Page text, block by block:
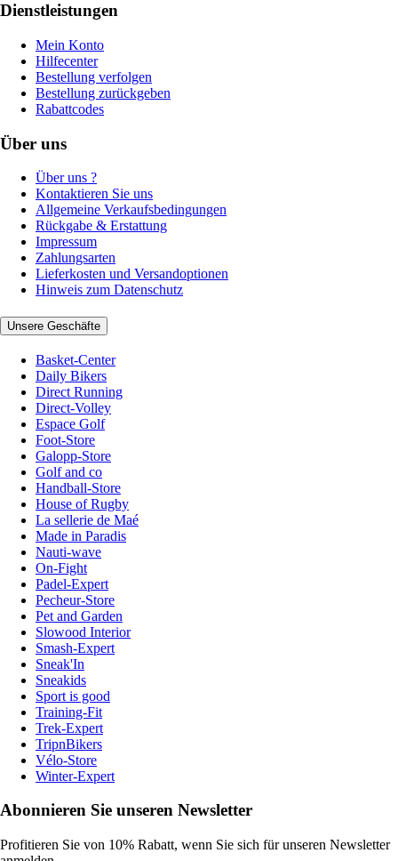
Dienstleistungen
Mein Konto
Hilfecenter
Bestellung verfolgen
Bestellung zurückgeben
Rabattcodes
Über uns
Über uns ?
Kontaktieren Sie uns
Allgemeine Verkaufsbedingungen
Rückgabe & Erstattung
Impressum
Zahlungsarten
Lieferkosten und Versandoptionen
Hinweis zum Datenschutz
Unsere Geschäfte
Basket-Center
Daily Bikers
Direct Running
Direct-Volley
Espace Golf
Foot-Store
Galopp-Store
Golf and co
Handball-Store
House of Rugby
La sellerie de Maé
Made in Paradis
Nauti-wave
On-Fight
Padel-Expert
Pecheur-Store
Pet and Garden
Slowood Interior
Smash-Expert
Sneak'In
Sneakids
Sport is good
Training-Fit
Trek-Expert
TripnBikers
Vélo-Store
Winter-Expert
Abonnieren Sie unseren Newsletter
Profitieren Sie von 10% Rabatt, wenn Sie sich für unseren Newsletter